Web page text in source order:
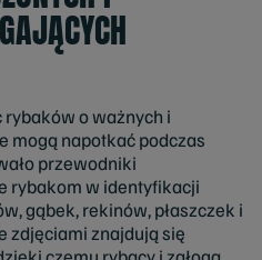
o ważnych i
mogą napotkać podczas
przewodniki
rybakom w identyfikacji
gąbek, rekinów, płaszczek i
zdjęciami znajdują się